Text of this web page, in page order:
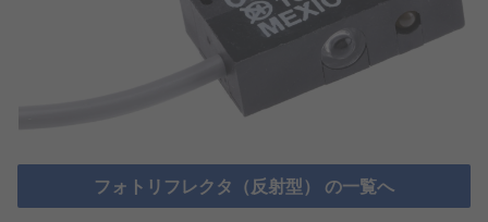
フォトリフレクタ（反射型） の一覧へ